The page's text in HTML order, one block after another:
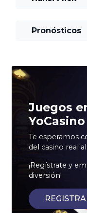
Pronósticos
Juegos
YoCasino
Te esperamos
del casino real
¡Regístrate y
diversión!